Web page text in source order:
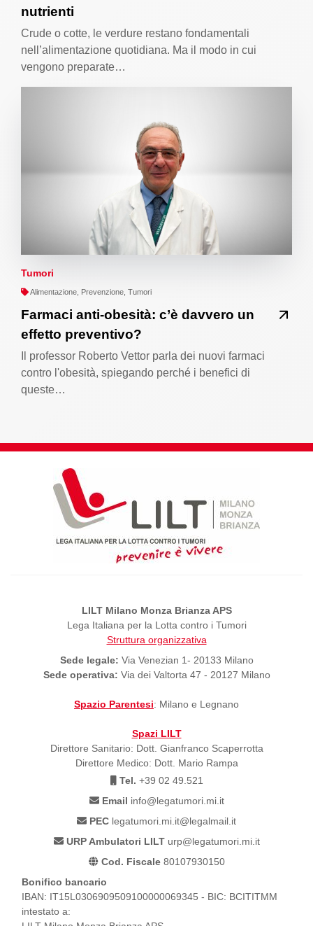
nutrienti
Crude o cotte, le verdure restano fondamentali
nell’alimentazione quotidiana. Ma il modo in cui
vengono preparate…
Tumori
Alimentazione, Prevenzione, Tumori
Farmaci anti-obesità: c’è davvero un
effetto preventivo?
Il professor Roberto Vettor parla dei nuovi farmaci
contro l'obesità, spiegando perché i benefici di
queste…
LILT Milano Monza Brianza APS
Lega Italiana per la Lotta contro i Tumori
Struttura organizzativa
Sede legale: Via Venezian 1- 20133 Milano
Sede operativa: Via dei Valtorta 47 - 20127 Milano
Spazio Parentesi: Milano e Legnano
Spazi LILT
Direttore Sanitario: Dott. Gianfranco Scaperrotta
Direttore Medico: Dott. Mario Rampa
Tel. +39 02 49.521
Email info@legatumori.mi.it
PEC legatumori.mi.it@legalmail.it
URP Ambulatori LILTurp@legatumori.mi.it
Cod. Fiscale80107930150
Bonifico bancario
IBAN: IT15L0306909509100000069345 - BIC: BCITITMM
intestato a: